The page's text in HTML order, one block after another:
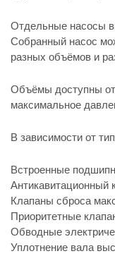
Отдельные насосы
Собранный насос
разных объёмов и
Объёмы доступны
максимальное
В зависимости от
Встроенные
Антикавитационный
Клапаны сброса
Приоритетные
Обводные
Уплотнение вала